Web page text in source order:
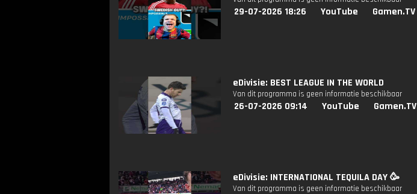
29-07-2026 18:26 YouTube Gamen.TV
eDivisie: BEST LEAGUE IN THE WORLD
Van dit programma is geen informatie beschikbaar
26-07-2026 09:14 YouTube Gamen.TV
eDivisie: INTERNATIONAL TEQUILA DAY 🥳
Van dit programma is geen informatie beschikbaar